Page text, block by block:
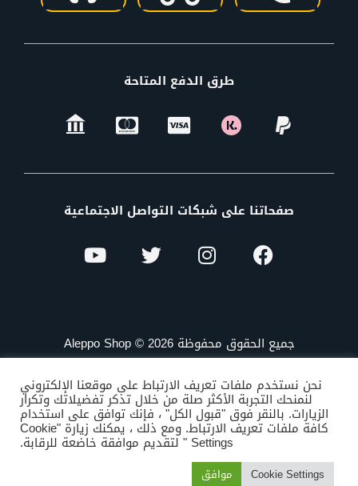
طرق الدفع المتاحة
صفحاتنا على شبكات التواصل الاجتماعية
جميع الحقوق محفوظة Aleppo Shop © 2026
نحن نستخدم ملفات تعريف الارتباط على موقعنا الإلكتروني
لنمنحك التجربة الأكثر صلة من خلال تذكر تفضيلاتك وتكرار
الزيارات. بالنقر فوق "قبول الكل" ، فإنك توافق على استخدام
كافة ملفات تعريف الارتباط. ومع ذلك ، يمكنك زيارة "Cookie
Settings " لتقديم موافقة خاضعة للرقابة.
Cookie Settings موافق